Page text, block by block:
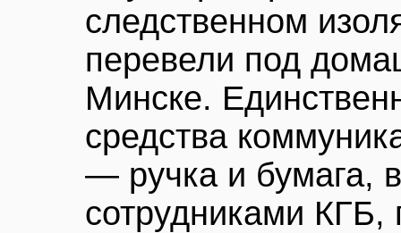
следственном
перевели под
Минске.
средства
— ручка и бумага,
сотрудниками КГБ,